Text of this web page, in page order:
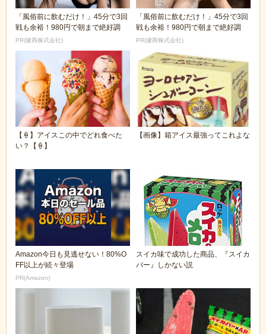
「風俗前に飲むだけ！」45分で3回
戦も余裕！980円で朝まで絶好調
PR(健商株式会社)
「風俗前に飲むだけ！」45分で3回
戦も余裕！980円で朝まで絶好調
PR(健商株式会社)
【🍦】アイスこの中でどれ食べた
い？【🍦】
【画像】箱アイス最強ってこれよな
Amazon今日も見逃せない！80%O
FF以上が続々登場
PR(Amazon)
スイカ味で成功した商品、『スイカ
バー』しかない説